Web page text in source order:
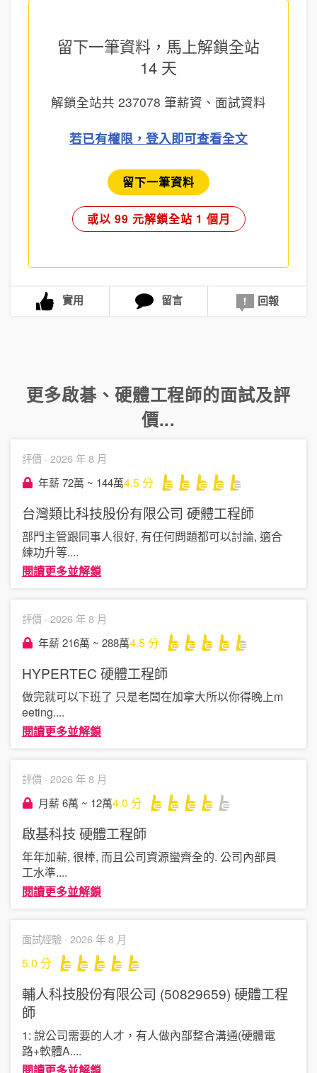
留下一筆資料，馬上解鎖全站
14 天
解鎖全站共 237078 筆薪資、面試資料
若已有權限，登入即可查看全文
留下一筆資料
或以 99 元解鎖全站 1 個月
實用 留言 回報
更多啟碁、 硬體工程師的面試及評
價...
評價 · 2026 年 8 月
年薪 72萬 ~ 144萬4.5分
台灣類比科技股份有限公司 硬體工程師
部門主管跟同事人很好, 有任何問題都可以討論, 適合
練功升等....
閱讀更多並解鎖
評價 · 2026 年 8 月
年薪 216萬 ~ 288萬4.5分
HYPERTEC 硬體工程師
做完就可以下班了 只是老闆在加拿大所以你得晚上m
eeting....
閱讀更多並解鎖
評價 · 2026 年 8 月
月薪 6萬 ~ 12萬4.0 分
啟基科技 硬體工程師
年年加薪, 很棒, 而且公司資源蠻齊全的. 公司內部員
工水準....
閱讀更多並解鎖
面試經驗 · 2026 年 8 月
5.0 分
輔人科技股份有限公司 (50829659) 硬體工程
師
1: 說公司需要的人才，有人做內部整合溝通(硬體電
路+軟體A....
閱讀更多並解鎖